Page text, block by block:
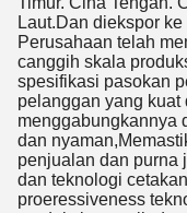
Laut.Dan diekspor
Perusahaan telah
canggih skala
spesifikasi pasokan
pelanggan yang kuat
menggabungkannya
dan
penjualan dan purna
dan teknologi
proeressiveness